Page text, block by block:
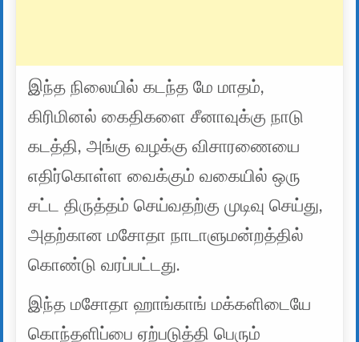
இந்த நிலையில் கடந்த மே மாதம்,
கிரிமினல் கைதிகளை சீனாவுக்கு நாடு
கடத்தி, அங்கு வழக்கு விசாரணையை
எதிர்கொள்ள வைக்கும் வகையில் ஒரு
சட்ட திருத்தம் செய்வதற்கு முடிவு செய்து,
அதற்கான மசோதா நாடாளுமன்றத்தில்
கொண்டு வரப்பட்டது.
இந்த மசோதா ஹாங்காங் மக்களிடையே
கொந்தளிப்பை ஏற்படுத்தி பெரும்